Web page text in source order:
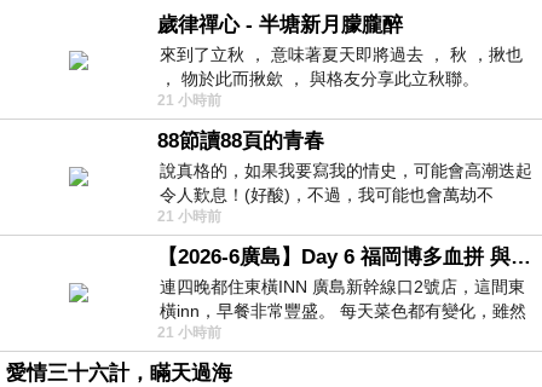
歲律禪心 - 半塘新月朦朧醉
來到了立秋 ， 意味著夏天即將過去 ， 秋 ，揪也
， 物於此而揪歛 ， 與格友分享此立秋聯。
21 小時前
88節讀88頁的青春
說真格的，如果我要寫我的情史，可能會高潮迭起
令人歎息！(好酸)，不過，我可能也會萬劫不
復...，每天跪鍵盤還是被判了花心的罪
21 小時前
【2026-6廣島】Day 6 福岡博多血拼 與機場接送少年司機深夜對談
連四晚都住東橫INN 廣島新幹線口2號店，這間東
橫inn，早餐非常豐盛。 每天菜色都有變化，雖然
看到工作人員拿出料理包加熱，但
21 小時前
愛情三十六計，瞞天過海